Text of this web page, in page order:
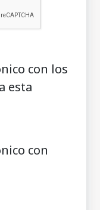
con los
esta
con